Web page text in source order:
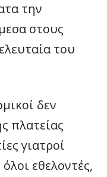
την
στους
του
δεν
πλατείας
γιατροί
εθελοντές,